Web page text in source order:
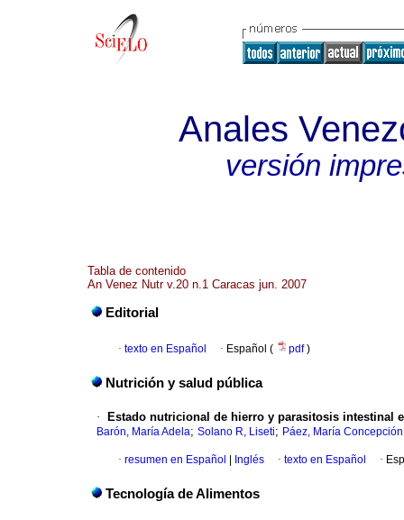
Anales
versión
Tabla de contenido
An Venez Nutr v.20 n.1 Caracas jun. 2007
Editorial
· texto en Español · Español ( pdf)
Nutrición y salud pública
· Estado nutricional de hierro y parasitosis intestinal
Barón, María Adela; Solano R, Liseti; Páez, María Concepción
· resumen en Español Inglés · texto en Español ·
Tecnología de Alimentos